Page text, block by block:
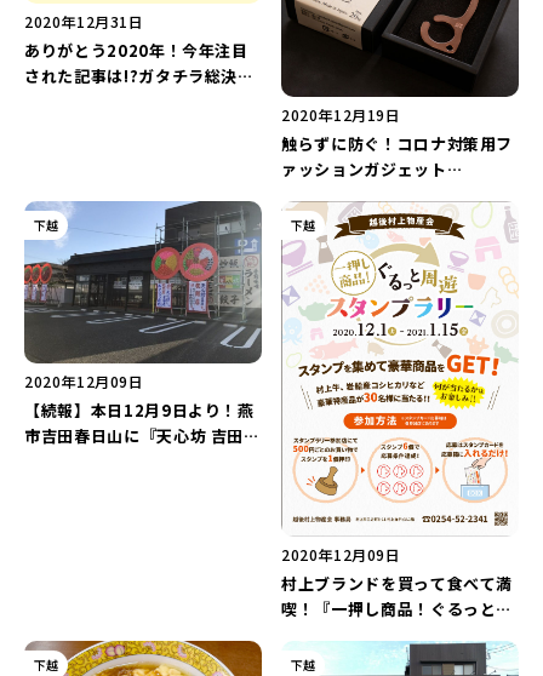
2020年12月31日
ありがとう2020年！今年注目
された記事は!?ガタチラ総決
2020年12月19日
触らずに防ぐ！コロナ対策用フ
ァッションガジェット
フック)』が発売！
下越
2020年12月09日
【続報】本日12月9日より！燕
市吉田春日山に『天心坊 吉田
下越
2020年12月09日
村上ブランドを買って食べて満
喫！『一押し商品！ぐるっと周
下越 下越